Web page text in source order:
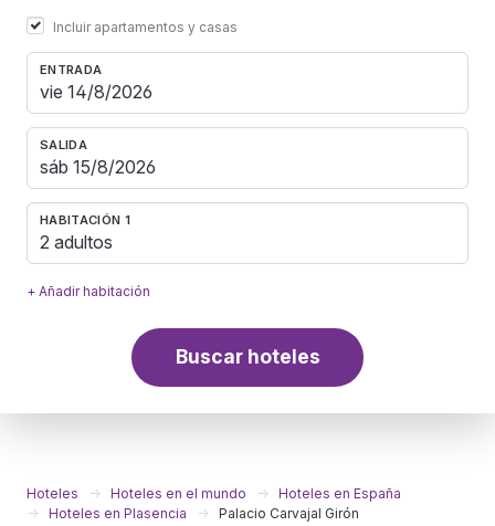
Incluir apartamentos y casas
ENTRADA
SALIDA
HABITACIÓN 1
2 adultos
+ Añadir habitación
Buscar hoteles
Hoteles Hoteles en el mundo
Hoteles en España
Hoteles en Plasencia
Palacio Carvajal Girón